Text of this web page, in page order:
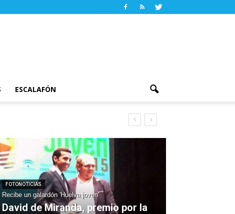
ESCALAFÓN
FOTONOTICIAS
Recibe un galardón 'Huelva joven'
David de Miranda, premio por la